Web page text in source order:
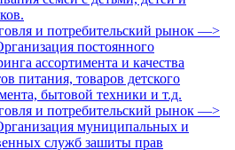
и потребительский рынок —>
постоянного
ассортимента и качества
питания, товаров детского
бытовой техники и т.д.
и потребительский рынок —>
муниципальных и
служб зашиты прав